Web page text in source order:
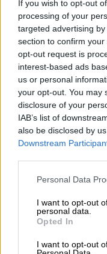
If you wish to opt-out
processing of your
targeted advertising
section to confirm
opt-out request is
interest-based ads
us or personal
your opt-out. You may
disclosure of your
IAB’s list of
also be disclosed by
Downstream
Personal Data
I want to opt-out
personal data.
Opted In
I want to opt-out
καινοτόμα φάρμακα
06.08.2026 - 11:37
Μείωση ασφαλιστικών
ζητούν οι έμποροι από
06.08.2026 - 10:45
Ευρώπη: Μπορεί η
ενεργειακή κρίση;
06.08.2026 - 09:15
06.08.2026 - 08:40
ελληνικές τράπεζες
Βαρδινογιάννη-